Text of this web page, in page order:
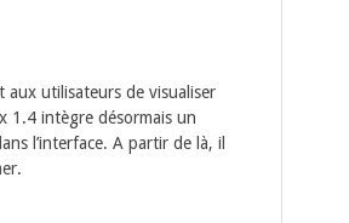
aux utilisateurs de visualiser
1.4 intègre désormais un
l’interface. A partir de là, il